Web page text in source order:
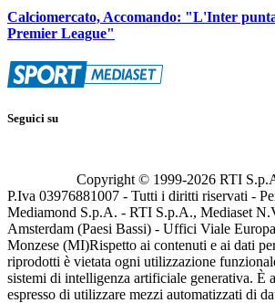
Calciomercato, Accomando: "L'Inter
Premier League"
Seguici su
Copyright © 1999-2026 RTI
P.Iva 03976881007 - Tutti i diritti riservati -
Mediamond S.p.A. - RTI S.p.A., Mediaset
Amsterdam (Paesi Bassi) - Uffici Viale
Monzese (MI)Rispetto ai contenuti e ai dati
riprodotti è vietata ogni utilizzazione
sistemi di intelligenza artificiale generativa. È
espresso di utilizzare mezzi automatizzati di